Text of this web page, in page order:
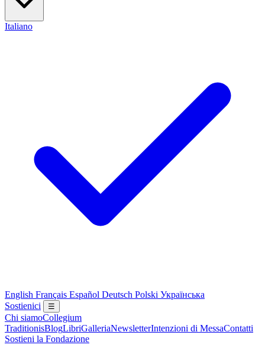
Italiano
English Français Español Deutsch Polski Українська
Sostienici
☰
Chi siamoCollegium
TraditionisBlogLibriGalleriaNewsletterIntenzioni di MessaContatti
Sostieni la Fondazione